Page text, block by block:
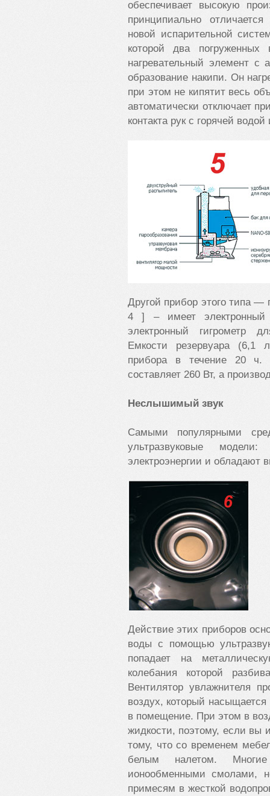
обеспечивает высокую
принципиально
новой испарительной
которой два
нагревательный элемент с
образование накипи. Он
при этом не кипятит весь
автоматически отключает
контакта рук с горячей
Другой прибор этого типа —
4 ] – имеет электронный
электронный гигрометр
Емкости резервуара (6,1
прибора в течение 20 ч.
составляет 260 Вт, а
Неслышимый звук
Самыми популярными
ультразвуковые
электроэнергии и обладают
Действие этих приборов
воды с помощью
попадает на
колебания которой
Вентилятор увлажнителя
воздух, который
в помещение. При этом в
жидкости, поэтому, если вы
тому, что со временем
белым налетом.
ионообменными смолами,
примесям в жесткой